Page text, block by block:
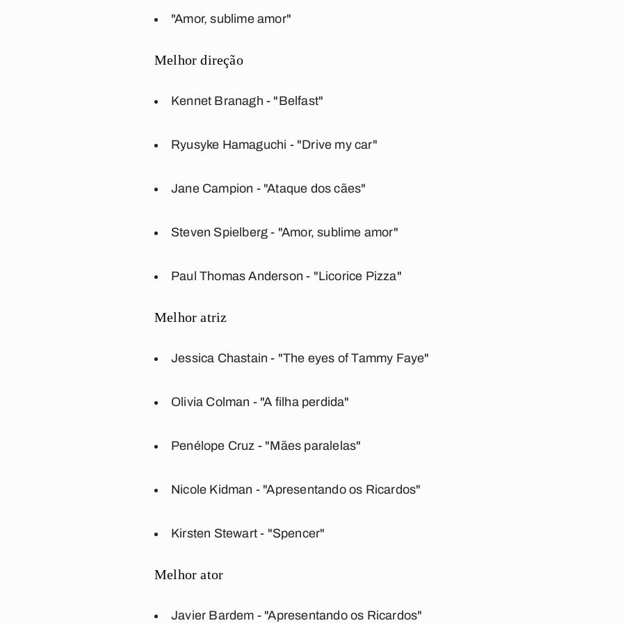
"Amor, sublime amor"
Melhor direção
Kennet Branagh - "Belfast"
Ryusyke Hamaguchi - "Drive my car"
Jane Campion - "Ataque dos cães"
Steven Spielberg - "Amor, sublime amor"
Paul Thomas Anderson - "Licorice Pizza"
Melhor atriz
Jessica Chastain - "The eyes of Tammy Faye"
Olivia Colman - "A filha perdida"
Penélope Cruz - "Mães paralelas"
Nicole Kidman - "Apresentando os Ricardos"
Kirsten Stewart - "Spencer"
Melhor ator
Javier Bardem - "Apresentando os Ricardos"